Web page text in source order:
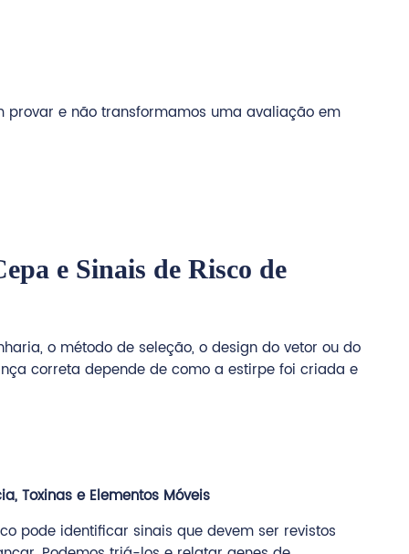
provar e não transformamos uma avaliação em
e Sinais de Risco de
o método de seleção, o design do vetor ou do
correta depende de como a estirpe foi criada e
Toxinas e Elementos Móveis
pode identificar sinais que devem ser revistos